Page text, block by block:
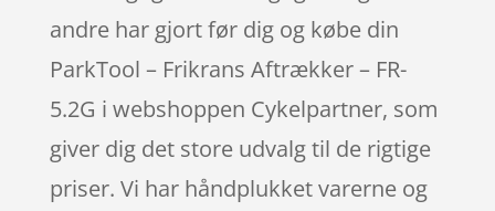
andre har gjort før dig og købe din
ParkTool – Frikrans Aftrækker – FR-
5.2G i webshoppen Cykelpartner, som
giver dig det store udvalg til de rigtige
priser. Vi har håndplukket varerne og